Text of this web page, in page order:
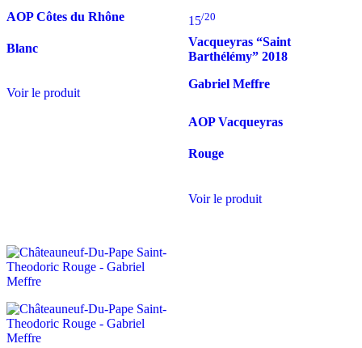
AOP Côtes du Rhône
Blanc
Voir le produit
15/20
Vacqueyras “Saint
Barthélémy” 2018
Gabriel Meffre
AOP Vacqueyras
Rouge
Voir le produit